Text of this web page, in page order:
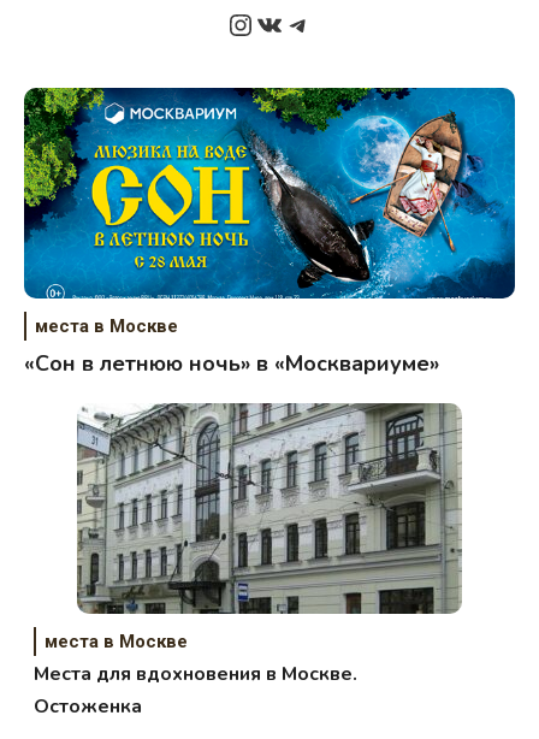
Instagram
ВКонтакте
Telegram
места в Москве
«Сон в летнюю ночь» в «Москвариуме»
места в Москве
Места для вдохновения в Москве.
Остоженка